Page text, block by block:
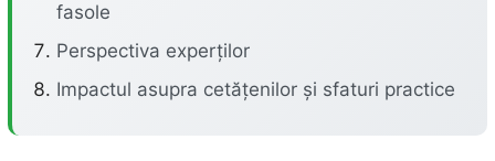
fasole
Perspectiva experților
Impactul asupra cetățenilor și sfaturi practice